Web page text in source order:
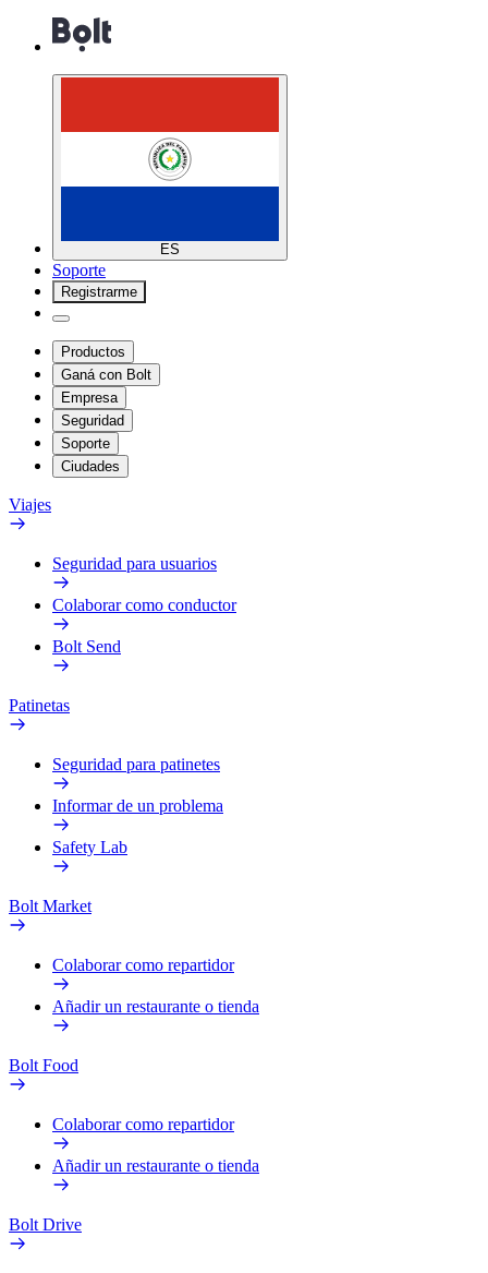
ES
Soporte
Registrarme
Productos
Ganá con Bolt
Empresa
Seguridad
Soporte
Ciudades
Viajes
Seguridad para usuarios
Colaborar como conductor
Bolt Send
Patinetas
Seguridad para patinetes
Informar de un problema
Safety Lab
Bolt Market
Colaborar como repartidor
Añadir un restaurante o tienda
Bolt Food
Colaborar como repartidor
Añadir un restaurante o tienda
Bolt Drive